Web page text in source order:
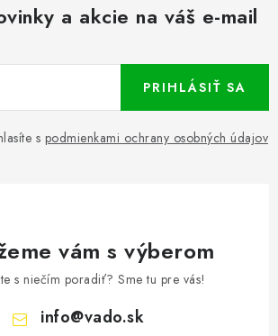
a akcie na váš e-mail
s podmienkami ochrany osobných údajov
PRIHLÁSIŤ SA
vám s výberom
s niečím poradiť? Sme tu pre vás!
info@vado.sk